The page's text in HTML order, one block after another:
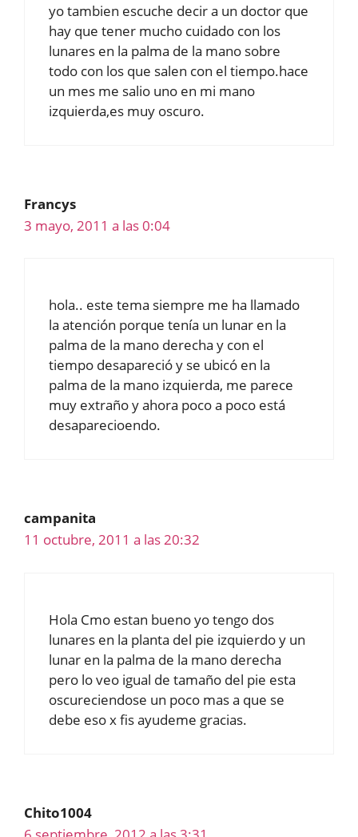
yo tambien escuche decir a un doctor que
hay que tener mucho cuidado con los
lunares en la palma de la mano sobre
todo con los que salen con el tiempo.hace
un mes me salio uno en mi mano
izquierda,es muy oscuro.
Francys
3 mayo, 2011 a las 0:04
hola.. este tema siempre me ha llamado
la atención porque tenía un lunar en la
palma de la mano derecha y con el
tiempo desapareció y se ubicó en la
palma de la mano izquierda, me parece
muy extraño y ahora poco a poco está
desaparecioendo.
campanita
11 octubre, 2011 a las 20:32
Hola Cmo estan bueno yo tengo dos
lunares en la planta del pie izquierdo y un
lunar en la palma de la mano derecha
pero lo veo igual de tamaño del pie esta
oscureciendose un poco mas a que se
debe eso x fis ayudeme gracias.
Chito1004